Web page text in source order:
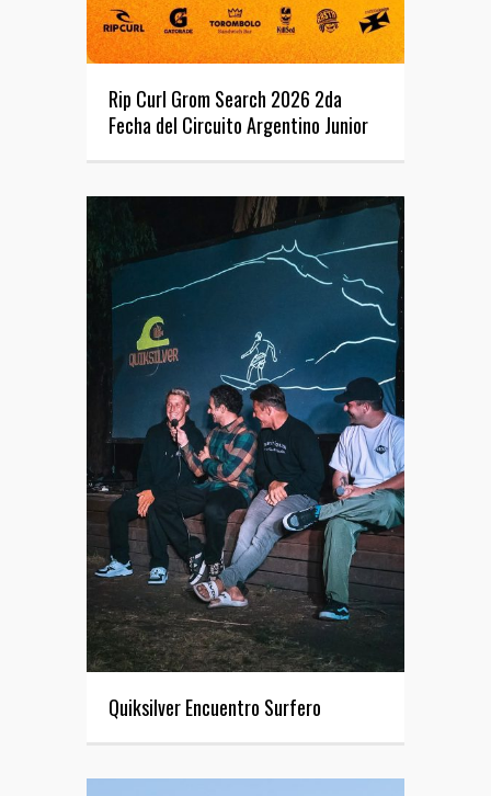
Rip Curl Grom Search 2026 2da
Fecha del Circuito Argentino Junior
Quiksilver Encuentro Surfero